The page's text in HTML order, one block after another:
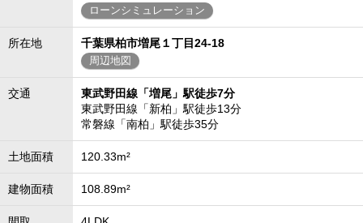
ローンシミュレーション
所在地 千葉県柏市増尾１丁目24-18
周辺地図
交通
東武野田線「増尾」駅徒歩7分
東武野田線「新柏」駅徒歩13分
常磐線「南柏」駅徒歩35分
土地面積 120.33m²
建物面積 108.89m²